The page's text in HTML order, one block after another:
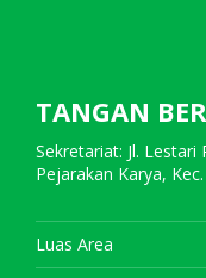
TANGAN
Sekretariat: Jl. Lestari
Pejarakan Karya,
Luas Area